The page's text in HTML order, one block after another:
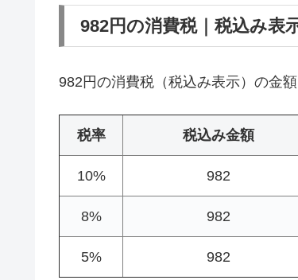
982円の消費税｜税込み表
982円の消費税（税込み表示）の金
税率 税込み金額
10% 982
8% 982
5% 982